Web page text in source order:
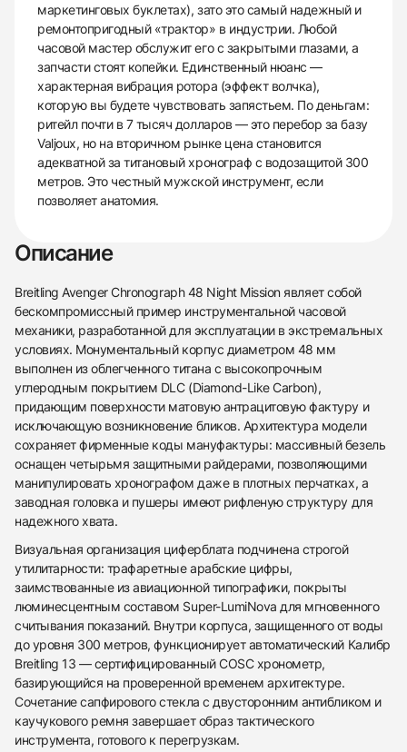
438
285
145
142
205
204
195
150
6
маркетинговых буклетах), зато это самый надежный и
ремонтопригодный «трактор» в индустрии. Любой
часовой мастер обслужит его с закрытыми глазами, а
запчасти стоят копейки. Единственный нюанс —
характерная вибрация ротора (эффект волчка),
которую вы будете чувствовать запястьем. По деньгам:
ритейл почти в 7 тысяч долларов — это перебор за базу
Valjoux, но на вторичном рынке цена становится
адекватной за титановый хронограф с водозащитой 300
метров. Это честный мужской инструмент, если
позволяет анатомия.
Описание
Breitling Avenger Chronograph 48 Night Mission являет собой
бескомпромиссный пример инструментальной часовой
механики, разработанной для эксплуатации в экстремальных
условиях. Монументальный корпус диаметром 48 мм
выполнен из облегченного титана с высокопрочным
углеродным покрытием DLC (Diamond-Like Carbon),
придающим поверхности матовую антрацитовую фактуру и
исключающую возникновение бликов. Архитектура модели
сохраняет фирменные коды мануфактуры: массивный безель
оснащен четырьмя защитными райдерами, позволяющими
манипулировать хронографом даже в плотных перчатках, а
заводная головка и пушеры имеют рифленую структуру для
надежного хвата.
Визуальная организация циферблата подчинена строгой
утилитарности: трафаретные арабские цифры,
заимствованные из авиационной типографики, покрыты
люминесцентным составом Super-LumiNova для мгновенного
считывания показаний. Внутри корпуса, защищенного от воды
до уровня 300 метров, функционирует автоматический Калибр
Breitling 13 — сертифицированный COSC хронометр,
базирующийся на проверенной временем архитектуре.
Сочетание сапфирового стекла с двусторонним антибликом и
каучукового ремня завершает образ тактического
инструмента, готового к перегрузкам.